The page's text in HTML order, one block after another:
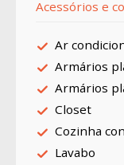
Acessórios e
Ar
Armários
Armários
Closet
Cozinha
Lavabo